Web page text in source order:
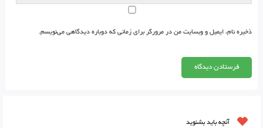
ذخیره نام، ایمیل و وبسایت من در مرورگر برای زمانی که دوباره دیدگاهی می‌نویسم.
آنچه باید بشنوید